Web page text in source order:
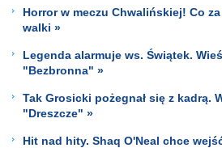
Horror w meczu Chwalińskiej! Co
walki »
Legenda alarmuje ws. Świątek.
"Bezbronna" »
Tak Grosicki pożegnał się z kadrą.
"Dreszcze" »
Hit nad hity. Shaq O'Neal chce